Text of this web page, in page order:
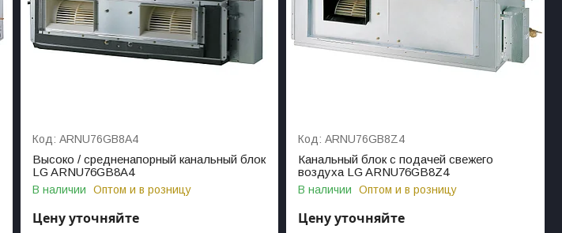
ARNU76GB8A4
Высоко / средненапорный канальный блок
LG ARNU76GB8A4
В наличии Оптом и в розницу
Цену уточняйте
ARNU76GB8Z4
Канальный блок с подачей свежего
воздуха LG ARNU76GB8Z4
В наличии Оптом и в розницу
Цену уточняйте